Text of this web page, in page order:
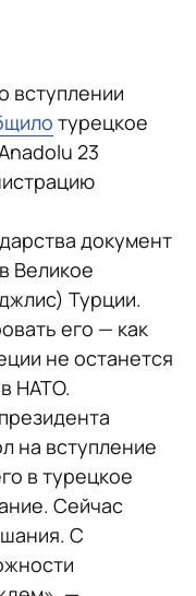
вступлении
турецкое
23
документ
Великое
Турции.
его — как
не останется
НАТО.
на вступление
в турецкое
Сейчас
С